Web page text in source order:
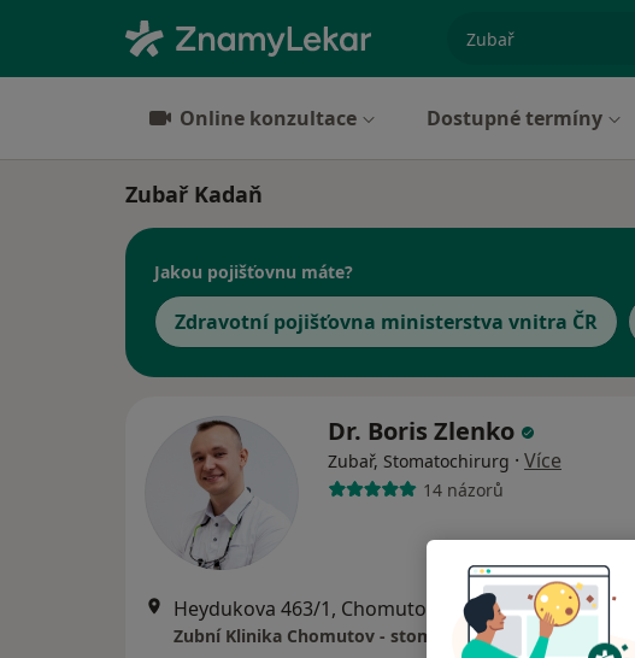
specializace,
Online konzultace Dostupné termíny
Zubař Kadaň
Jakou pojišťovnu máte?
Zdravotní pojišťovna ministerstva vnitra ČR
Dr. Boris Zlenko
Zubař, Stomatochirurg · Více
14 názorů
Heydukova 463/1, Chomutov Mapa
Zubní Klinika Chomutov - stomatochirurgie